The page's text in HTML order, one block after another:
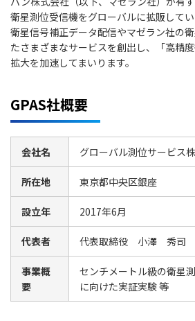
衛星測位受信機をグローバルに拡販して
衛星信号補正データ配信やマゼラン社の
たさまざまなサービスを創出し、「高精
拡大を加速してまいります。
GPAS社概要
会社名 グローバル測位サービス
所在地 東京都中央区銀座
設立年 2017年6月
代表者 代表取締役 小澤 秀司
事業概
要
センチメートル級の衛星
に向けた実証実験 等